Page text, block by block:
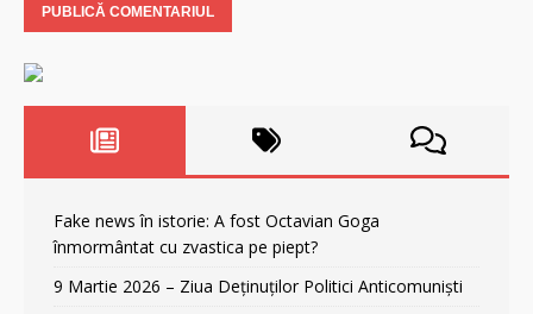
Fake news în istorie: A fost Octavian Goga
înmormântat cu zvastica pe piept?
9 Martie 2026 – Ziua Deținuților Politici Anticomuniști